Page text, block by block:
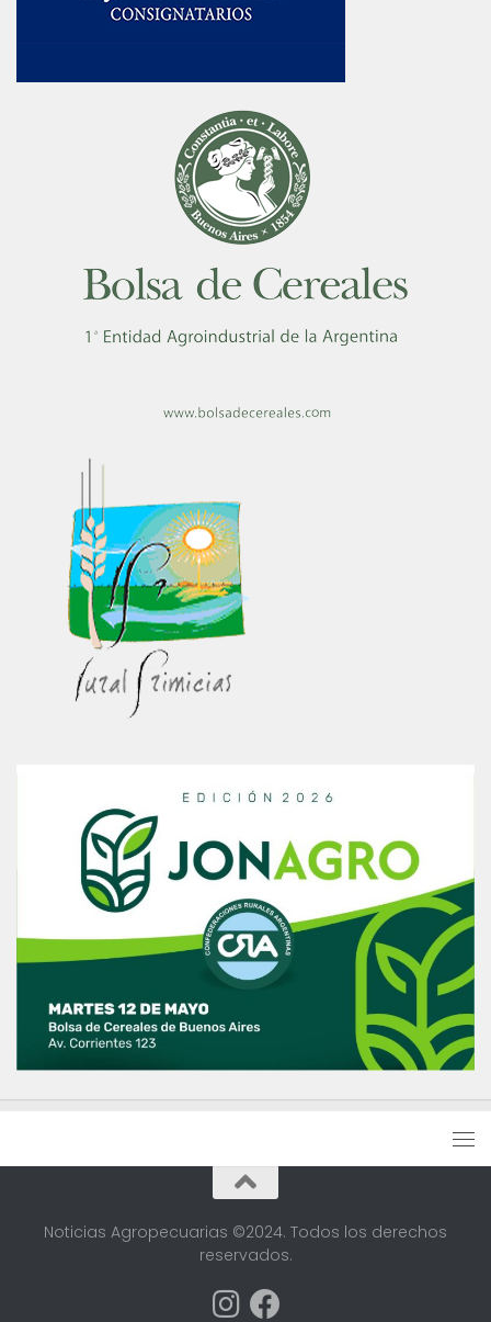
Noticias Agropecuarias ©2024. Todos los derechos
reservados.